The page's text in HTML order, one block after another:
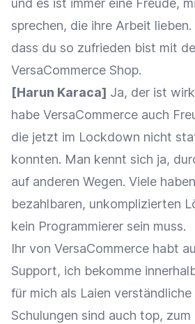
und es ist immer eine Freude,
sprechen, die ihre Arbeit lieben.
dass du so zufrieden bist mit
VersaCommerce Shop.
[Harun Karaca] Ja, der ist
habe VersaCommerce auch
die jetzt im Lockdown nicht
konnten. Man kennt sich ja,
auf anderen Wegen. Viele
bezahlbaren, unkomplizierten
kein Programmierer sein muss.
Ihr von VersaCommerce habt
Support, ich bekomme
für mich als Laien
Schulungen sind auch top, zum